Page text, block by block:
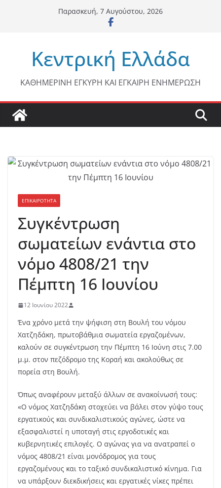
Παρασκευή, 7 Αυγούστου, 2026
Κεντρική Ελλάδα
ΚΑΘΗΜΕΡΙΝΗ ΕΓΚΥΡΗ ΚΑΙ ΕΓΚΑΙΡΗ ΕΝΗΜΕΡΩΣΗ
ΕΠΙΚΑΙΡΟΤΗΤΑ
Συγκέντρωση
σωματείων ενάντια στο
νόμο 4808/21 την
Πέμπτη 16 Ιουνίου
12 Ιουνίου 2022
Ένα χρόνο μετά την ψήφιση στη Βουλή του νόμου
Χατζηδάκη, πρωτοβάθμια σωματεία εργαζομένων,
καλούν σε συγκέντρωση την Πέμπτη 16 Ιούνη στις 7.00
μ.μ. στον πεζόδρομο της Κοραή και ακολούθως σε
πορεία στη Βουλή.
Όπως αναφέρουν μεταξύ άλλων σε ανακοίνωσή τους:
«Ο νόμος Χατζηδάκη στοχεύει να βάλει στον γύψο τους
εργατικούς και συνδικαλιστικούς αγώνες, ώστε να
εξασφαλιστεί η υποταγή στις εργοδοτικές και
κυβερνητικές επιλογές. Ο αγώνας για να ανατραπεί ο
νόμος 4808/21 είναι μονόδρομος για τους
εργαζομένους και το ταξικό συνδικαλιστικό κίνημα. Για
να υπάρξουν διεκδικήσεις και εργατικές νίκες πρέπει